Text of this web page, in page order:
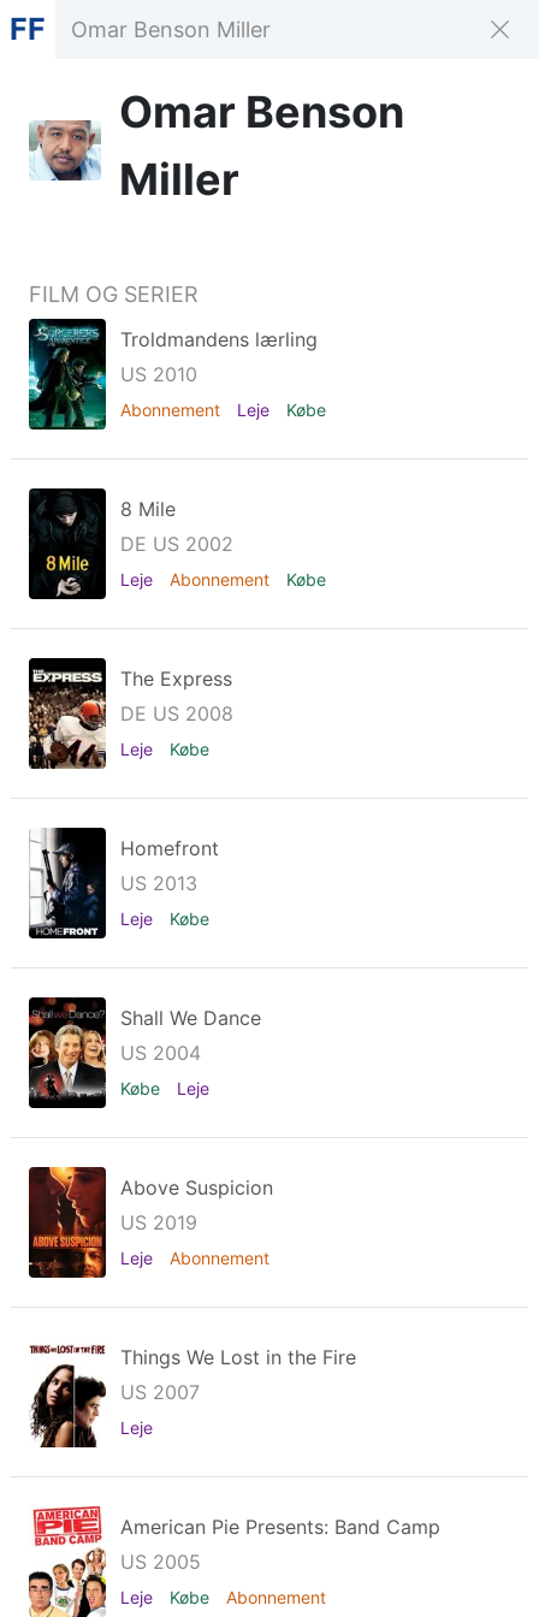
FF
Omar Benson
Miller
FILM OG SERIER
Troldmandens lærling
US 2010
Abonnement Leje Købe
8 Mile
DE US 2002
Leje Abonnement Købe
The Express
DE US 2008
Leje Købe
Homefront
US 2013
Leje Købe
Shall We Dance
US 2004
Købe Leje
Above Suspicion
US 2019
Leje Abonnement
Things We Lost in the Fire
US 2007
Leje
American Pie Presents: Band Camp
US 2005
Leje Købe Abonnement